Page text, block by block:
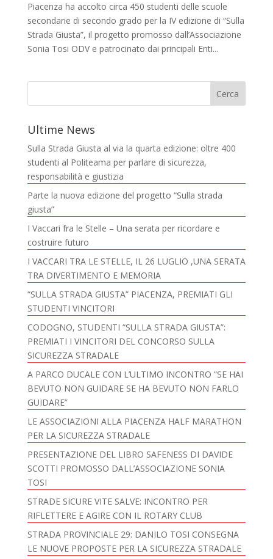
Piacenza ha accolto circa 450 studenti delle scuole
secondarie di secondo grado per la IV edizione di “Sulla
Strada Giusta”, il progetto promosso dall’Associazione
Sonia Tosi ODV e patrocinato dai principali Enti...
Ultime News
Sulla Strada Giusta al via la quarta edizione: oltre 400
studenti al Politeama per parlare di sicurezza,
responsabilità e giustizia
Parte la nuova edizione del progetto “Sulla strada
giusta”
I Vaccari fra le Stelle – Una serata per ricordare e
costruire futuro
I VACCARI TRA LE STELLE, IL 26 LUGLIO ,UNA SERATA
TRA DIVERTIMENTO E MEMORIA
“SULLA STRADA GIUSTA” PIACENZA, PREMIATI GLI
STUDENTI VINCITORI
CODOGNO, STUDENTI “SULLA STRADA GIUSTA”:
PREMIATI I VINCITORI DEL CONCORSO SULLA
SICUREZZA STRADALE
A PARCO DUCALE CON L’ULTIMO INCONTRO “SE HAI
BEVUTO NON GUIDARE SE HA BEVUTO NON FARLO
GUIDARE”
LE ASSOCIAZIONI ALLA PIACENZA HALF MARATHON
PER LA SICUREZZA STRADALE
PRESENTAZIONE DEL LIBRO SAFENESS DI DAVIDE
SCOTTI PROMOSSO DALL’ASSOCIAZIONE SONIA
TOSI
STRADE SICURE VITE SALVE: INCONTRO PER
RIFLETTERE E AGIRE CON IL ROTARY CLUB
STRADA PROVINCIALE 29: DANILO TOSI CONSEGNA
LE NUOVE PROPOSTE PER LA SICUREZZA STRADALE